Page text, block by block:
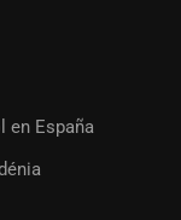
en España